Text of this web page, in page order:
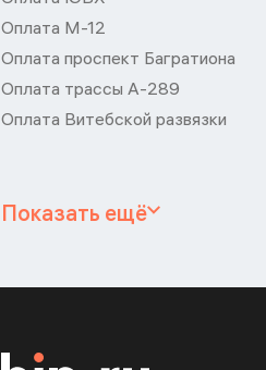
Оплата М-12
Оплата проспект Багратиона
Оплата трассы А-289
Оплата Витебской развязки
Показать ещё